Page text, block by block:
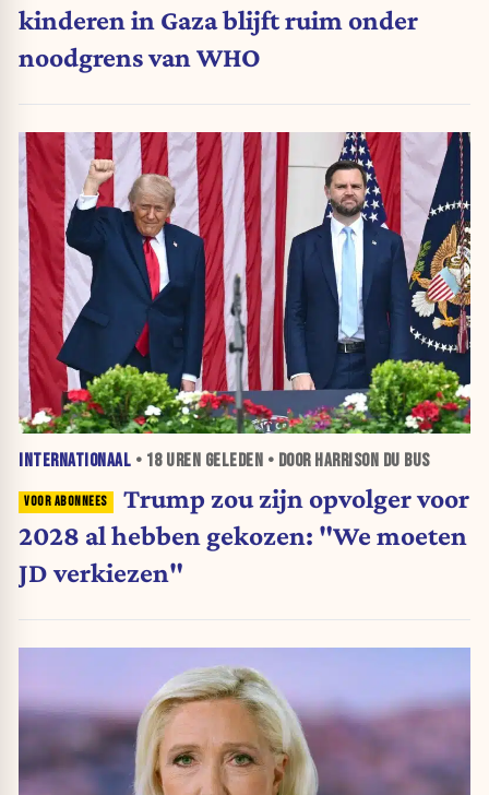
kinderen in Gaza blijft ruim onder
noodgrens van WHO
INTERNATIONAAL • 18 UREN GELEDEN • DOOR HARRISON DU BUS
Trump zou zijn opvolger voor
2028 al hebben gekozen: "We moeten
JD verkiezen"